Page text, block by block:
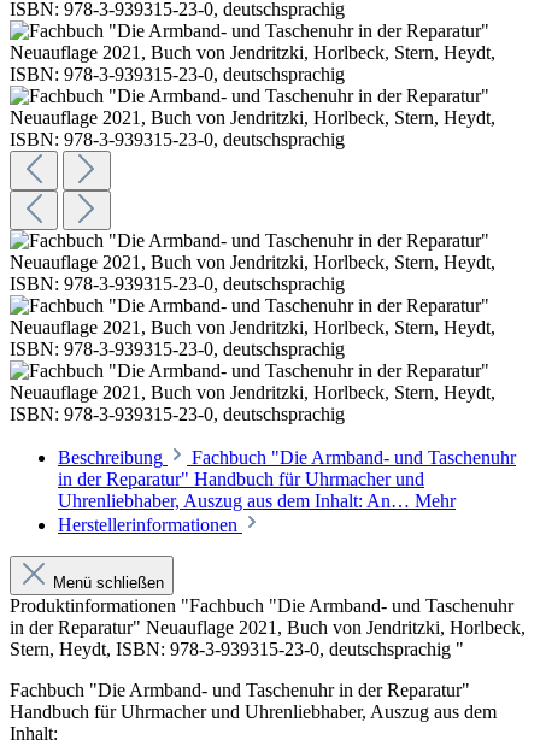
Beschreibung
Fachbuch "Die Armband- und Taschenuhr
in der Reparatur" Handbuch für Uhrmacher und
Uhrenliebhaber, Auszug aus dem Inhalt: An… Mehr
Herstellerinformationen
Menü schließen
Produktinformationen "Fachbuch "Die Armband- und Taschenuhr
in der Reparatur" Neuauflage 2021, Buch von Jendritzki, Horlbeck,
Stern, Heydt, ISBN: 978-3-939315-23-0, deutschsprachig "
Fachbuch "Die Armband- und Taschenuhr in der Reparatur"
Handbuch für Uhrmacher und Uhrenliebhaber, Auszug aus dem
Inhalt: